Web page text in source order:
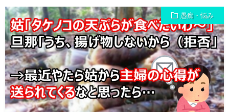
愚痴・悩み